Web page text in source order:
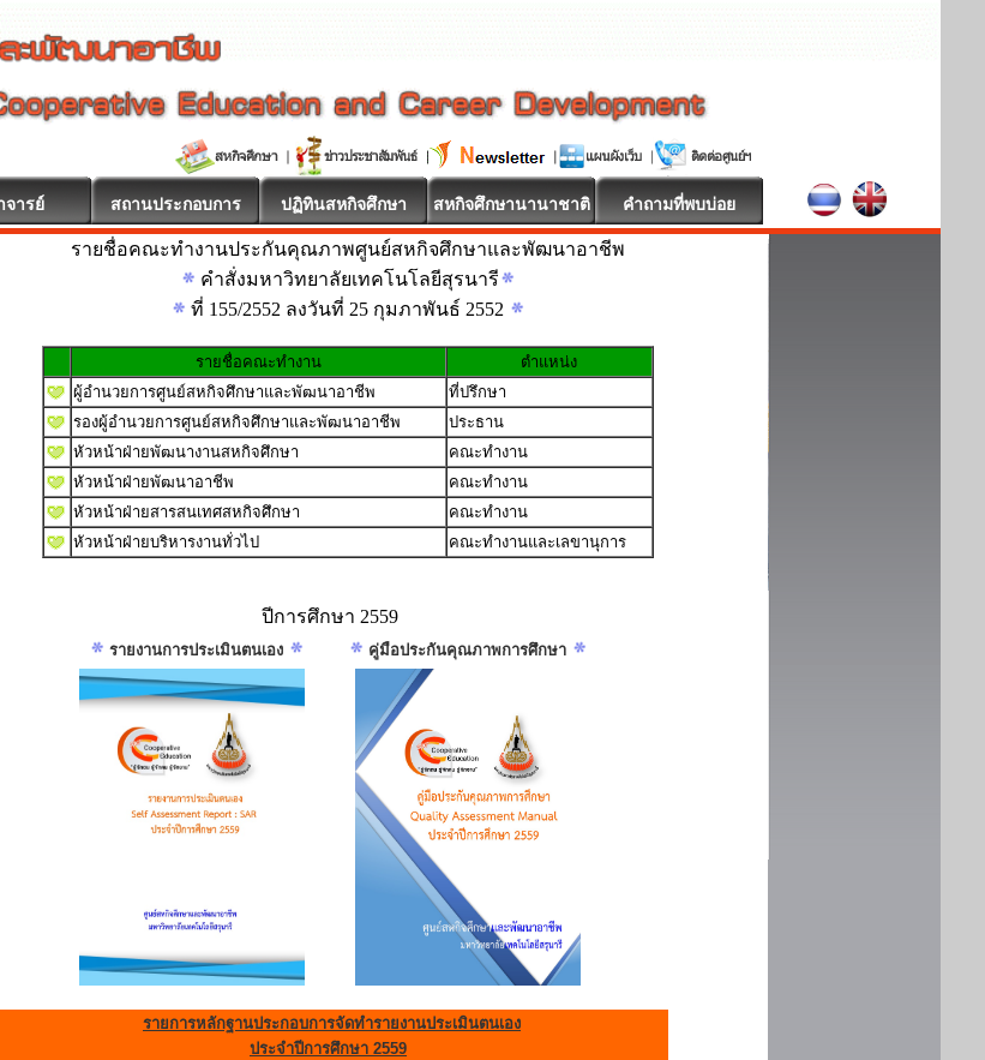
ารย์ สถานประกอบการ ปฏิทินสหกิจศึกษา สหกิจศึกษานานาชาติ คำถามที่พบบ่อย
รายชื่อคณะทำงานประกันคุณภาพศูนย์สหกิจศึกษาและพัฒนาอาชีพ
คำสั่งมหาวิทยาลัยเทคโนโลยีสุรนารี
ที่ 155/2552 ลงวันที่ 25 กุมภาพันธ์ 2552
รายชื่อคณะทำงาน
ตำแหน่ง
ผู้อำนวยการศูนย์สหกิจศึกษาและพัฒนาอาชีพ
ที่ปรึกษา
รองผู้อำนวยการศูนย์สหกิจศึกษาและพัฒนาอาชีพ
ประธาน
หัวหน้าฝ่ายพัฒนางานสหกิจศึกษา
คณะทำงาน
หัวหน้าฝ่ายพัฒนาอาชีพ
คณะทำงาน
หัวหน้าฝ่ายสารสนเทศสหกิจศึกษา
คณะทำงาน
หัวหน้าฝ่ายบริหารงานทั่วไป
คณะทำงานและเลขานุการ
ปีการศึกษา 2559
รายงานการประเมินตนเอง คู่มือประกันคุณภาพการศึกษา
รายการหลักฐานประกอบการจัดทำรายงานประเมินตนเอง
ประจำปีการศึกษา 2559